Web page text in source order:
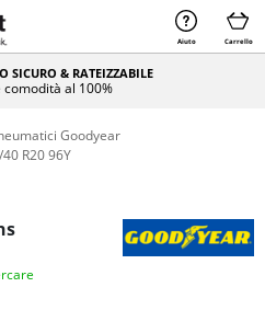
Aiuto Carrello
SICURO & RATEIZZABILE
comodità al 100%
Goodyear
R20 96Y